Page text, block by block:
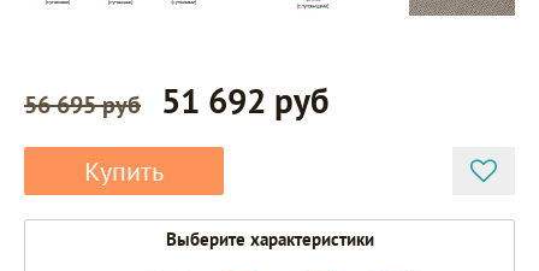
56 695 руб 51 692 руб
Купить
Выберите характеристики